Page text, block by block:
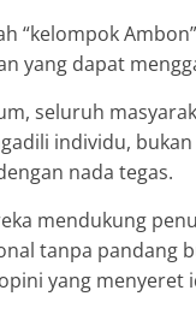
“kelompok
yang dapat
seluruh
individu,
nada tegas.
mendukung
tanpa pandang
yang